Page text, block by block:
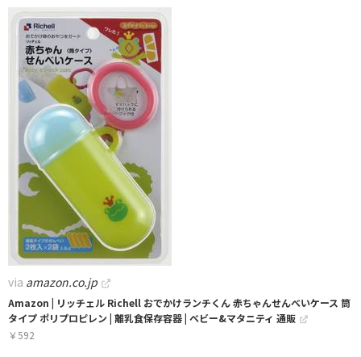
via amazon.co.jp
Amazon | リッチェル Richell おでかけランチくん 赤ちゃんせんべいケース 筒
タイプ ポリプロピレン | 離乳食保存容器 | ベビー&マタニティ 通販
￥592